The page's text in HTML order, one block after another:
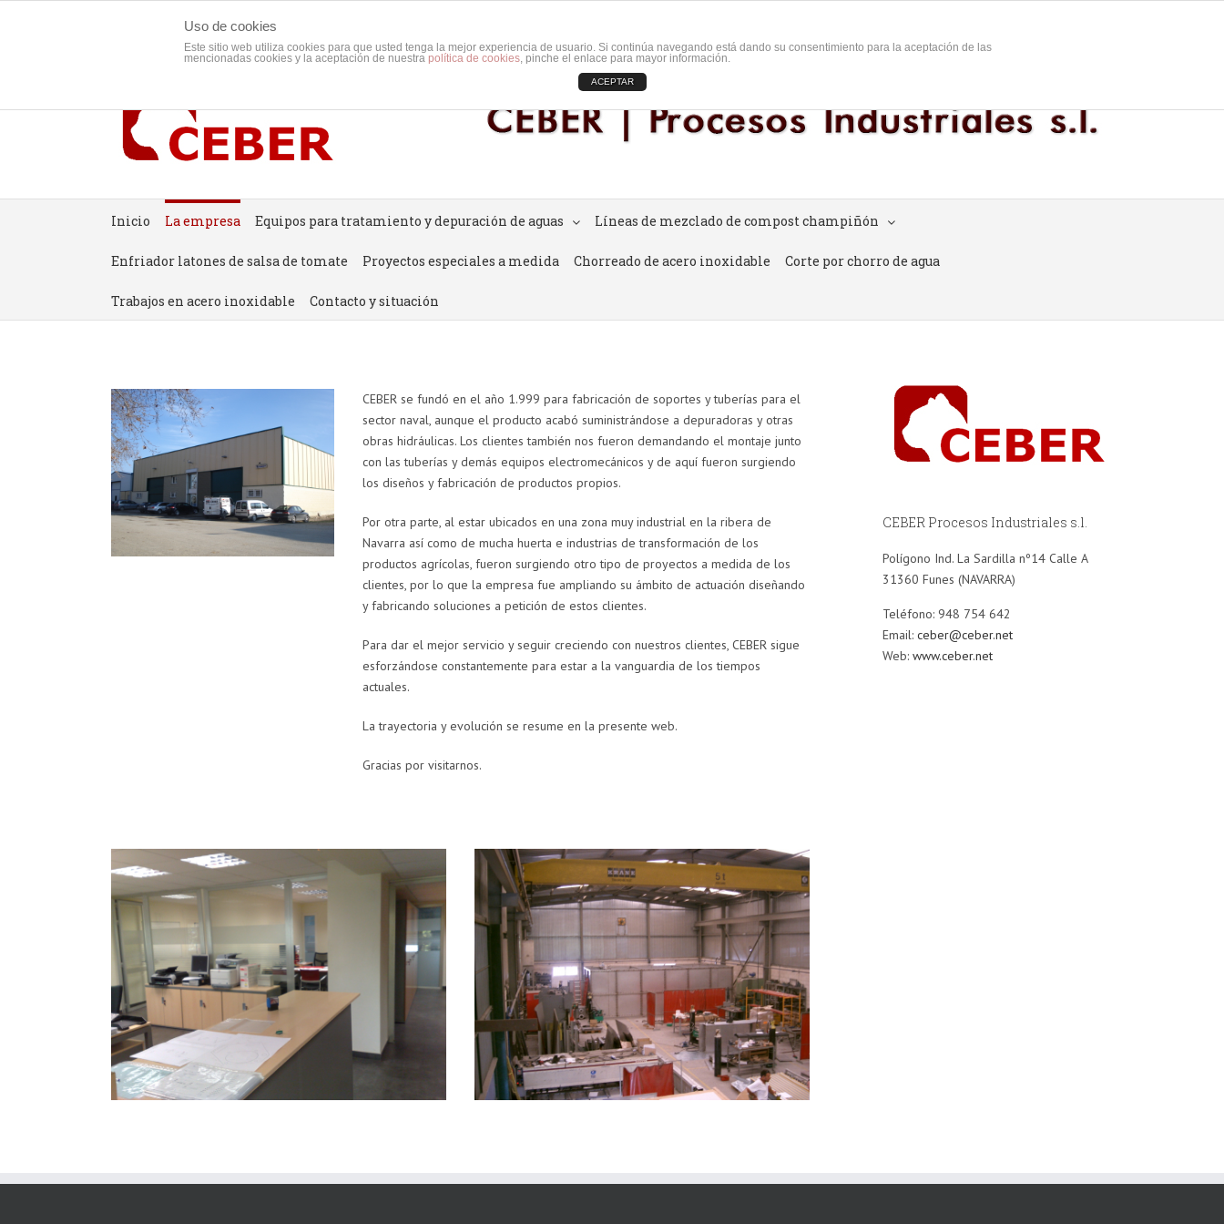
Inglés
Inicio La empresa Equipos para tratamiento y depuración de aguas Líneas de mezclado de compost champiñón
Enfriador latones de salsa de tomate Proyectos especiales a medida Chorreado de acero inoxidable Corte por chorro de agua
Trabajos en acero inoxidable Contacto y situación
CEBER se fundó en el año 1.999 para fabricación de soportes y tuberías para el
sector naval, aunque el producto acabó suministrándose a depuradoras y otras
obras hidráulicas. Los clientes también nos fueron demandando el montaje junto
con las tuberías y demás equipos electromecánicos y de aquí fueron surgiendo
los diseños y fabricación de productos propios.
Por otra parte, al estar ubicados en una zona muy industrial en la ribera de
Navarra así como de mucha huerta e industrias de transformación de los
productos agrícolas, fueron surgiendo otro tipo de proyectos a medida de los
clientes, por lo que la empresa fue ampliando su ámbito de actuación diseñando
y fabricando soluciones a petición de estos clientes.
Para dar el mejor servicio y seguir creciendo con nuestros clientes, CEBER sigue
esforzándose constantemente para estar a la vanguardia de los tiempos
actuales.
La trayectoria y evolución se resume en la presente web.
Gracias por visitarnos.
CEBER Procesos Industriales s.l.
Polígono Ind. La Sardilla nº14 Calle A
31360 Funes (NAVARRA)
Teléfono: 948 754 642
Email: ceber@ceber.net
Web: www.ceber.net
Uso de cookies
Este sitio web utiliza cookies para que usted tenga la mejor experiencia de usuario. Si continúa navegando está dando su consentimiento para la aceptación de las
mencionadas cookies y la aceptación de nuestra política de cookies, pinche el enlace para mayor información.
ACEPTAR